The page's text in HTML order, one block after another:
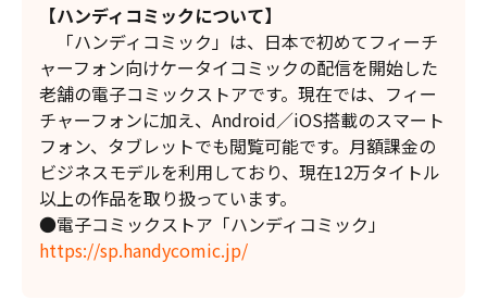
【ハンディコミックについて】
「ハンディコミック」は、日本で初めてフィーチ
ャーフォン向けケータイコミックの配信を開始した
老舗の電子コミックストアです。現在では、フィー
チャーフォンに加え、Android／iOS搭載のスマート
フォン、タブレットでも閲覧可能です。月額課金の
ビジネスモデルを利用しており、現在12万タイトル
以上の作品を取り扱っています。
●電子コミックストア「ハンディコミック」
https://sp.handycomic.jp/